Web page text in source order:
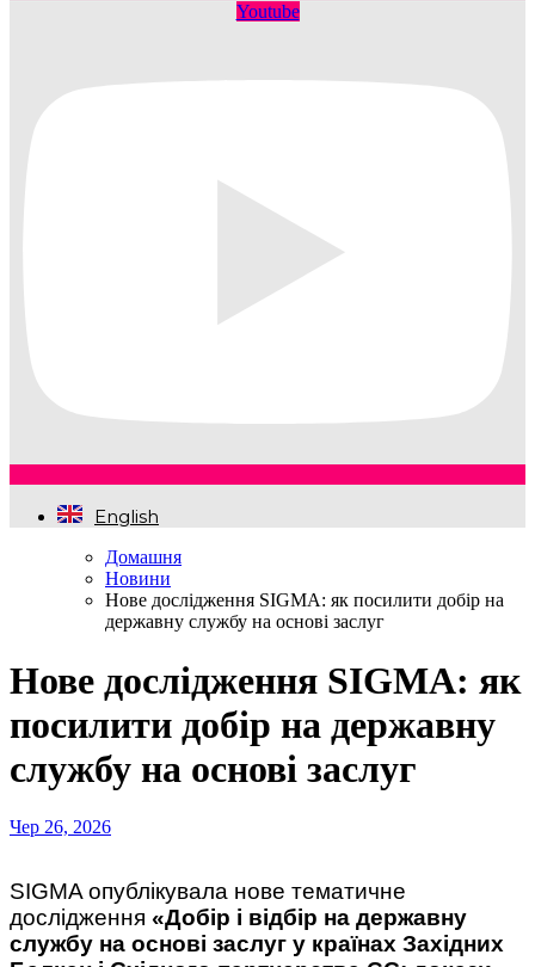
Youtube
English
Домашня
Новини
Нове дослідження SIGMA: як посилити добір на
державну службу на основі заслуг
Нове дослідження SIGMA: як
посилити добір на державну
службу на основі заслуг
Чер 26, 2026
SIGMA опублікувала нове тематичне
дослідження «Добір і відбір на державну
службу на основі заслуг у країнах Західних